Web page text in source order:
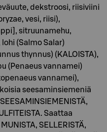
dekstroosi, riisiviini
vesi, riisi),
sitruunamehu,
(Salmo Salar)
thynnus) (KALOISTA),
(Penaeus vannamei)
vannamei),
seesaminsiemeniä
Saattaa
SELLERISTÄ,